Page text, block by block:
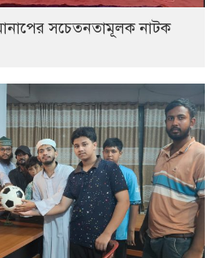
সচেতনতামূলক নাটক